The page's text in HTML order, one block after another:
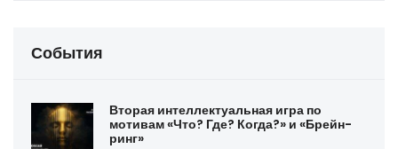
События
Вторая интеллектуальная игра по
мотивам «Что? Где? Когда?» и «Брейн-
ринг»